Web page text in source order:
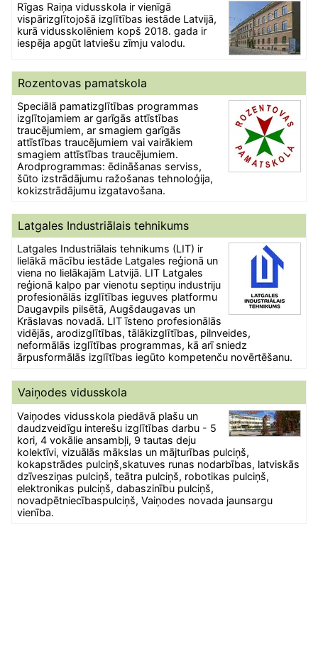
Rīgas Raiņa vidusskola ir vienīgā
vispārizglītojošā izglītības iestāde Latvijā,
kurā vidusskolēniem kopš 2018. gada ir
iespēja apgūt latviešu zīmju valodu.
Rozentovas pamatskola
Speciālā pamatizglītības programmas
izglītojamiem ar garīgās attīstības
traucējumiem, ar smagiem garīgās
attīstības traucējumiem vai vairākiem
smagiem attīstības traucējumiem.
Arodprogrammas: ēdināšanas serviss,
šūto izstrādājumu ražošanas tehnoloģija,
kokizstrādājumu izgatavošana.
Latgales Industriālais tehnikums
Latgales Industriālais tehnikums (LIT) ir
lielākā mācību iestāde Latgales reģionā un
viena no lielākajām Latvijā. LIT Latgales
reģionā kalpo par vienotu septiņu industriju
profesionālās izglītības ieguves platformu
Daugavpils pilsētā, Augšdaugavas un
Krāslavas novadā. LIT īsteno profesionālās
vidējās, arodizglītības, tālākizglītības, pilnveides,
neformālās izglītības programmas, kā arī sniedz
ārpusformālās izglītības iegūto kompetenču novērtēšanu.
Vaiņodes vidusskola
Vaiņodes vidusskola piedāvā plašu un
daudzveidīgu interešu izglītības darbu - 5
kori, 4 vokālie ansambļi, 9 tautas deju
kolektīvi, vizuālās mākslas un mājturības pulciņš,
kokapstrādes pulciņš,skatuves runas nodarbības, latviskās
dzīvesziņas pulciņš, teātra pulciņš, robotikas pulciņš,
elektronikas pulciņš, dabaszinību pulciņš,
novadpētniecībaspulciņš, Vaiņodes novada jaunsargu
vienība.